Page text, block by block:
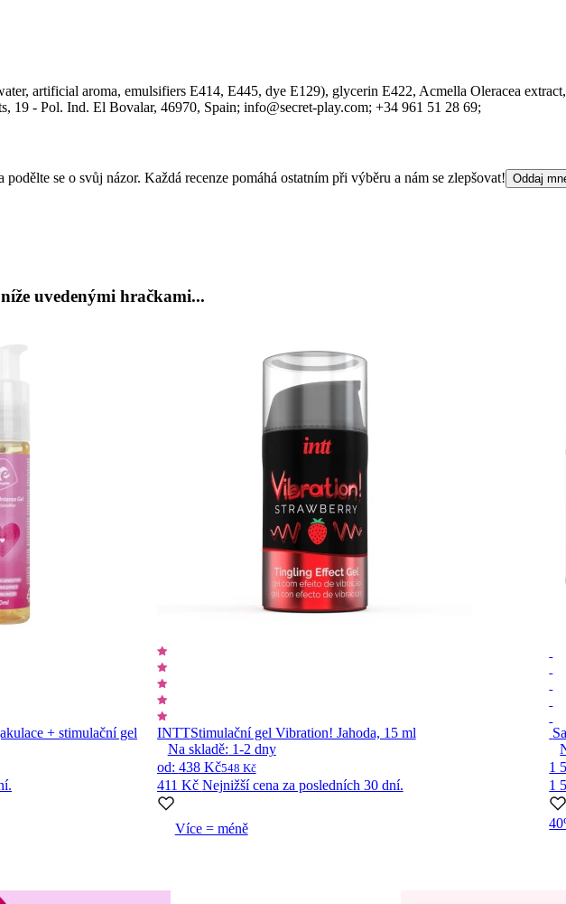
artificial aroma, emulsifiers E414, E445, dye E129), glycerin E422, Acmella Oleracea
19 - Pol. Ind. El Bovalar, 46970, Spain; info@secret-play.com; +34 961 51 28 69;
podělte se o svůj názor. Každá recenze pomáhá ostatním při výběru a nám se zlepšovat! Oddaj
uvedenými hračkami...
+ stimulační gel
INTTStimulační gel Vibration! Jahoda, 15 ml
Na skladě: 1-2 dny
od: 438 Kč548 Kč
411 Kč Nejnižší cena za posledních 30 dní.
Více = méně
1
1